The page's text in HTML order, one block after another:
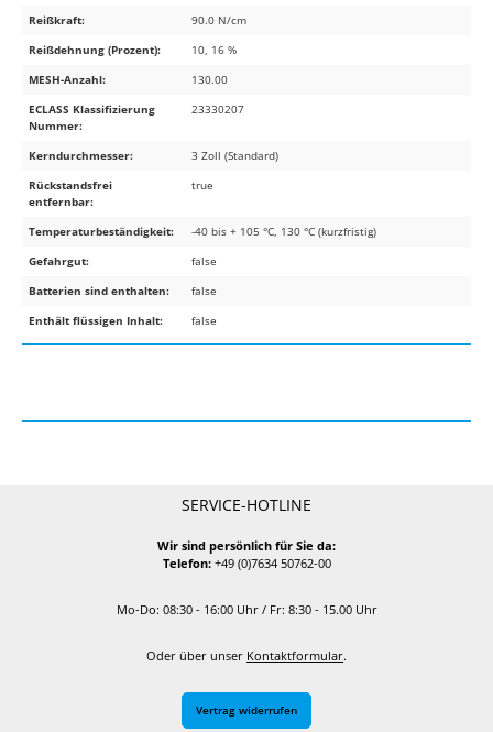
Reißkraft:
90.0 N/cm
Reißdehnung (Prozent):
10, 16 %
MESH-Anzahl:
130.00
ECLASS Klassifizierung
Nummer:
23330207
Kerndurchmesser:
3 Zoll (Standard)
Rückstandsfrei
entfernbar:
true
Temperaturbeständigkeit:
-40 bis + 105 °C, 130 °C (kurzfristig)
Gefahrgut:
false
Batterien sind enthalten:
false
Enthält flüssigen Inhalt:
false
SERVICE-HOTLINE
Wir sind persönlich für Sie da:
Telefon:+49 (0)7634 50762-00
Mo-Do: 08:30 - 16:00 Uhr / Fr: 8:30 - 15.00 Uhr
Oder über unser Kontaktformular.
Vertrag widerrufen